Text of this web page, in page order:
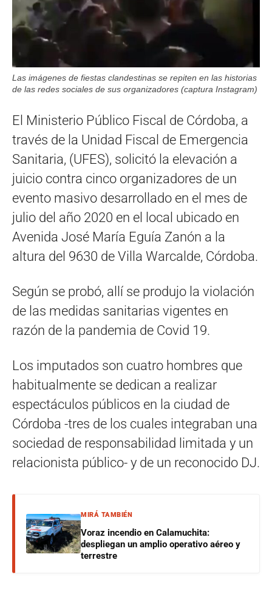
Las imágenes de fiestas clandestinas se repiten en las historias
de las redes sociales de sus organizadores (captura Instagram)
El Ministerio Público Fiscal de Córdoba, a
través de la Unidad Fiscal de Emergencia
Sanitaria, (UFES), solicitó la elevación a
juicio contra cinco organizadores de un
evento masivo desarrollado en el mes de
julio del año 2020 en el local ubicado en
Avenida José María Eguía Zanón a la
altura del 9630 de Villa Warcalde, Córdoba.
Según se probó, allí se produjo la violación
de las medidas sanitarias vigentes en
razón de la pandemia de Covid 19.
Los imputados son cuatro hombres que
habitualmente se dedican a realizar
espectáculos públicos en la ciudad de
Córdoba -tres de los cuales integraban una
sociedad de responsabilidad limitada y un
relacionista público- y de un reconocido DJ.
MIRÁ TAMBIÉN
Voraz incendio en Calamuchita:
despliegan un amplio operativo aéreo y
terrestre